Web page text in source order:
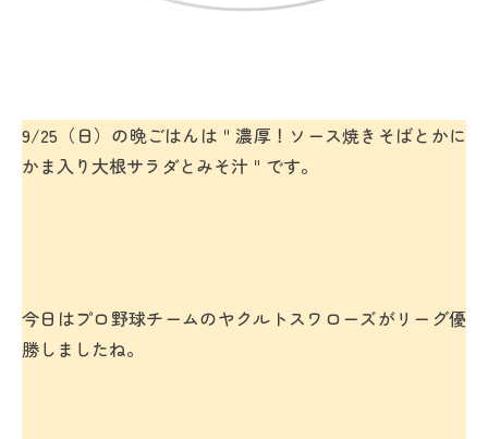
9/25（日）の晩ごはんは＂濃厚！ソース焼きそばとかに
かま入り大根サラダとみそ汁＂です。
今日はプロ野球チームのヤクルトスワローズがリーグ優
勝しましたね。